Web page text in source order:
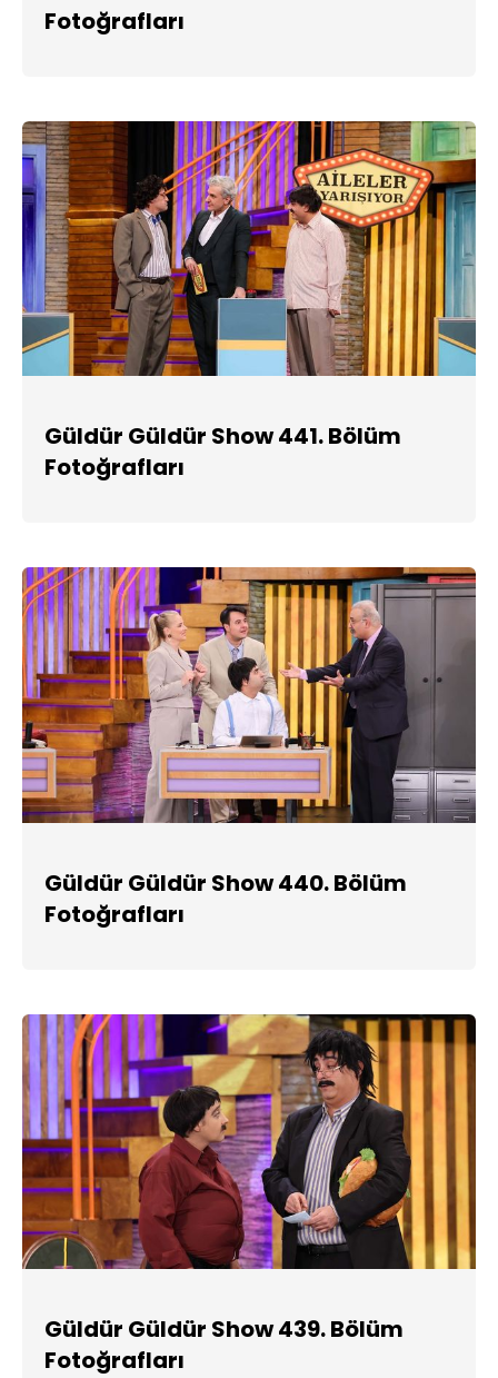
Fotoğrafları
Güldür Güldür Show 441. Bölüm
Fotoğrafları
Güldür Güldür Show 440. Bölüm
Fotoğrafları
Güldür Güldür Show 439. Bölüm
Fotoğrafları